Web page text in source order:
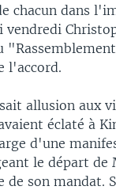
chacun dans
vendredi
l'accord.
allusion aux
éclaté à
d'une
le départ de
son mandat.